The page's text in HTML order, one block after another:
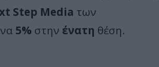
Step Media των
5% στην ένατη θέση.